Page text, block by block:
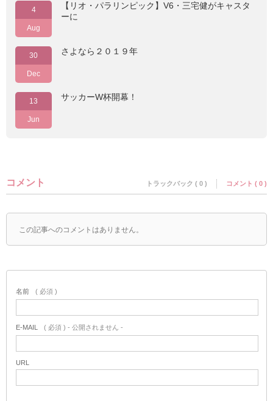
4
Aug
【リオ・パラリンピック】V6・三宅健がキャスタ
ーに
30
Dec
さよなら２０１９年
13
Jun
サッカーW杯開幕！
コメント トラックバック ( 0 ) コメント ( 0 )
この記事へのコメントはありません。
名前 ( 必須 )
E-MAIL ( 必須 ) - 公開されません -
URL